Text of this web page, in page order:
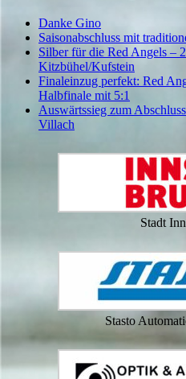
Danke Gino
Saisonabschluss mit
Silber für die Red Angels –
Kitzbühel/Kufstein
Finaleinzug perfekt: Red
Halbfinale mit 5:1
Auswärtssieg zum
Villach
Stadt
Stasto